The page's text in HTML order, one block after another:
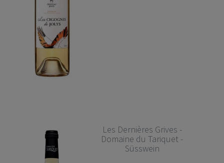
Les Dernières Grives -
Domaine du Tariquet -
Süsswein